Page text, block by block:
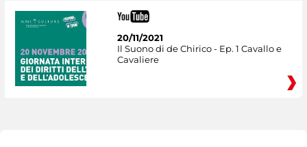
20/11/2021
Il Suono di de Chirico - Ep. 1 Cavallo e
Cavaliere